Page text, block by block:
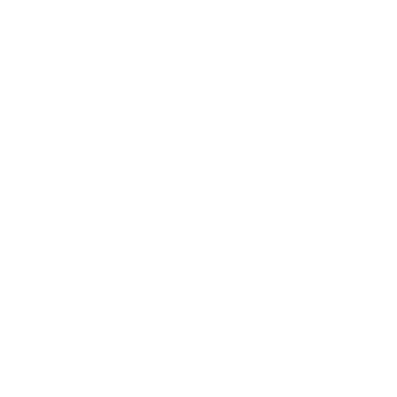
Κ.
Κ. 001
003
004
Οικ.
007
001
008
002